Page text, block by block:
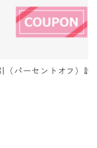
（パーセントオフ）計